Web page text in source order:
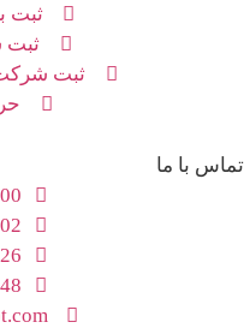
ثبت
ثبت
ثبت
تماس با ما
info@behinsabt.com